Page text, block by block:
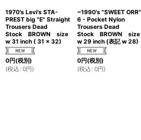
1970's Levi's STA-
PREST big "E" Straight
Trousers Dead
Stock BROWN size
w 31 inch ( 31 x 32)
0円(税別)
(税込 : 0円)
~1990's "SWEET ORR"
6 - Pocket Nylon
Trousers Dead
Stock BROWN size
w 29 inch (表記 w 28)
0円(税別)
(税込 : 0円)